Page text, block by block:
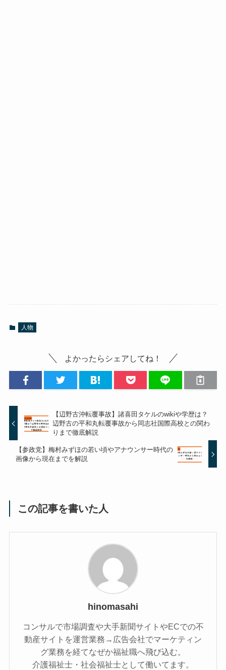
人物
よかったらシェアしてね！
【辺野古沖転覆事故】諸喜田タケルのwikiや学歴は？
辺野古の平和丸転覆事故から同志社国際高校との関わ
りまで徹底解説
【参政党】梅村みずほの若い頃やアナウンサー時代の
画像から現在までを解説
この記事を書いた人
hinomasahi
コンサルで市場調査や大手新聞サイトやECでの不
動産サイトを運営業務→広告会社でマーケティン
グ業務を経てなぜか福祉職へ飛び込む。
介護福祉士・社会福祉士として働いてます。